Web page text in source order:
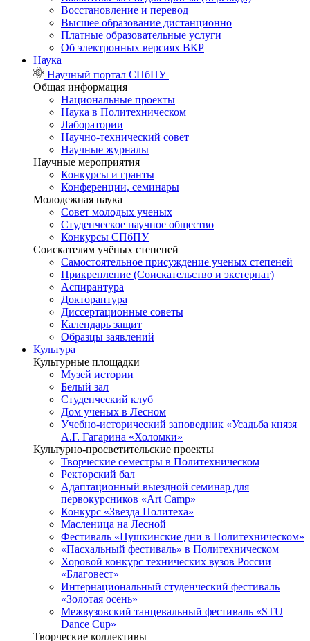
Восстановление и перевод
Высшее образование дистанционно
Платные образовательные услуги
Об электронных версиях ВКР
Наука
Научный портал СПбПУ
Общая информация
Национальные проекты
Наука в Политехническом
Лаборатории
Научно-технический совет
Научные журналы
Научные мероприятия
Конкурсы и гранты
Конференции, семинары
Молодежная наука
Совет молодых ученых
Студенческое научное общество
Конкурсы СПбПУ
Соискателям учёных степеней
Самостоятельное присуждение ученых степеней
Прикрепление (Соискательство и экстернат)
Аспирантура
Докторантура
Диссертационные советы
Календарь защит
Образцы заявлений
Культура
Культурные площадки
Музей истории
Белый зал
Студенческий клуб
Дом ученых в Лесном
Учебно-исторический заповедник «Усадьба князя
А.Г. Гагарина «Холомки»
Культурно-просветительские проекты
Творческие семестры в Политехническом
Ректорский бал
Адаптационный выездной семинар для
первокурсников «Art Camp»
Конкурс «Звезда Политеха»
Масленица на Лесной
Фестиваль «Пушкинские дни в Политехническом»
«Пасхальный фестиваль» в Политехническом
Хоровой конкурс технических вузов России
«Благовест»
Интернациональный студенческий фестиваль
«Золотая осень»
Межвузовский танцевальный фестиваль «STU
Dance Cup»
Творческие коллективы